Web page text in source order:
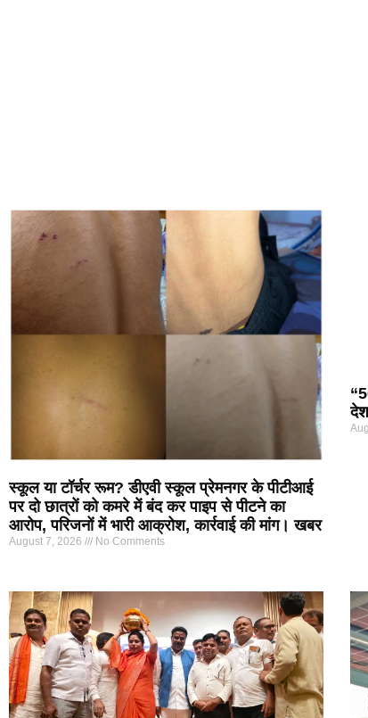
स्कूल या टॉर्चर रूम? डीएवी स्कूल प्रेमनगर के पीटीआई
पर दो छात्रों को कमरे में बंद कर पाइप से पीटने का
आरोप, परिजनों में भारी आक्रोश, कार्रवाई की मांग। खबर
August 7, 2026 No Comments